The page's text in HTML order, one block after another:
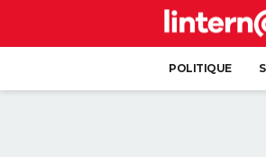
POLITIQUE